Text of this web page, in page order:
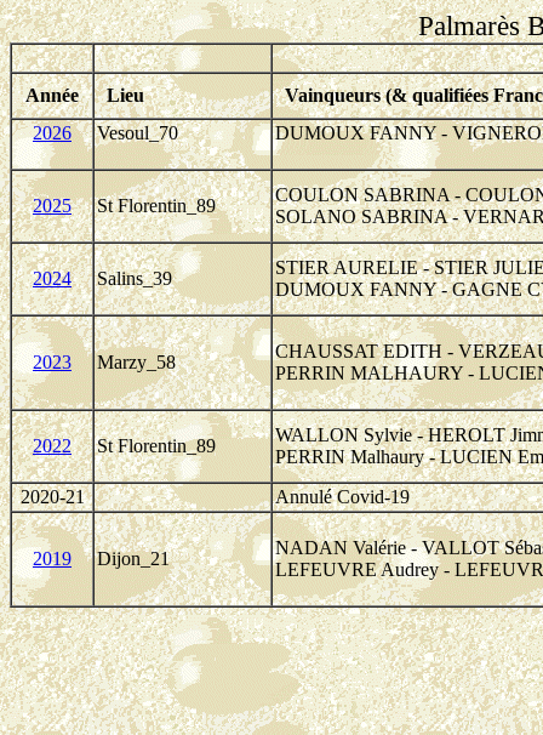
Palmarès
Année Lieu
Vainqueurs (& qualifiées
2026
Vesoul_70 DUMOUX FANNY -
2025 St Florentin_89
COULON SABRINA -
SOLANO SABRINA -
2024 Salins_39
STIER AURELIE - STIER
DUMOUX FANNY - GAGNE
2023 Marzy_58
CHAUSSAT EDITH -
PERRIN MALHAURY -
2022 St Florentin_89
WALLON Sylvie - HEROLT
PERRIN Malhaury - LUCIEN
2020-21
Annulé Covid-19
2019 Dijon_21
NADAN Valérie - VALLOT
LEFEUVRE Audrey -